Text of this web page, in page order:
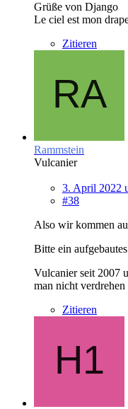
Grüße von Django
Le ciel est mon
Zitieren
Rammstein
Vulcanier
3. April 2022
#38
Also wir kommen
Bitte ein
Vulcanier seit 2007
man nicht verdrehen
Zitieren